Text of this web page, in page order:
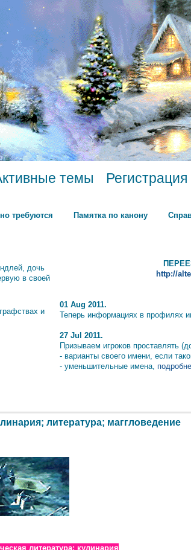
темы Регистрация
требуются Памятка по канону
дочь
в своей
и
http://
01 Aug 2011.
Теперь информациях в профилях
27 Jul 2011.
Призываем игроков проставлять
- варианты своего имени, если
- уменьшительные имена,
литература; маггловедение
литература: кулинария